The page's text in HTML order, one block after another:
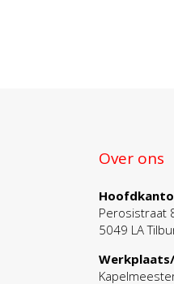
Over ons
Perosistraat
5049 LA